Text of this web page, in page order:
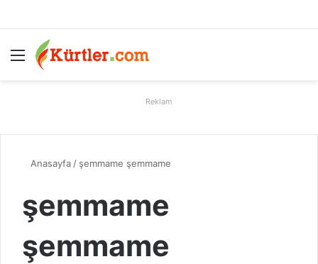
Menü
Reklam
Anasayfa / şemmame şemmame
şemmame
şemmame